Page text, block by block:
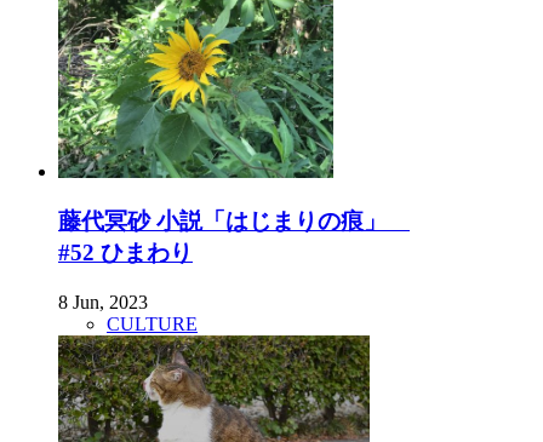
藤代冥砂 小説「はじまりの痕」
#52 ひまわり
8 Jun, 2023
CULTURE